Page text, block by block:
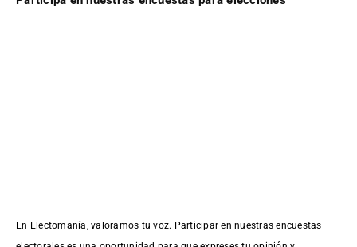
En Electomanía, valoramos tu voz. Participar en nuestras encuestas